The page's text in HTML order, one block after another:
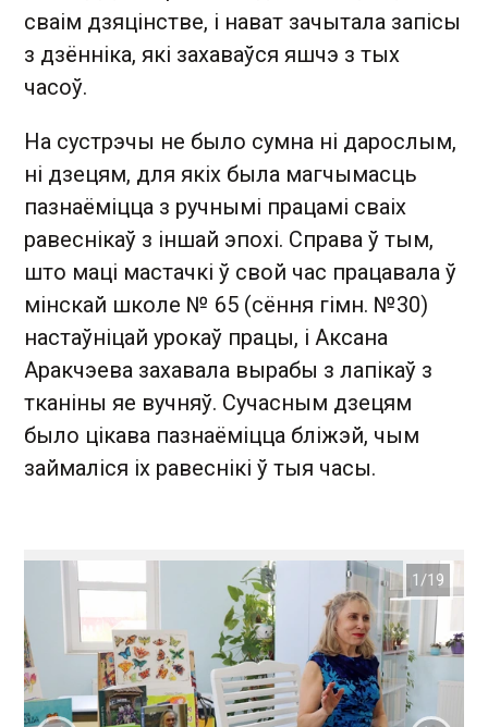
сваім дзяцінстве, і нават зачытала запісы
з дзённіка, які захаваўся яшчэ з тых
часоў.
На сустрэчы не было сумна ні дарослым,
ні дзецям, для якіх была магчымасць
пазнаёміцца з ручнымі працамі сваіх
равеснікаў з іншай эпохі. Справа ў тым,
што маці мастачкі ў свой час працавала ў
мінскай школе № 65 (сёння гімн. №30)
настаўніцай урокаў працы, і Аксана
Аракчэева захавала вырабы з лапікаў з
тканіны яе вучняў. Сучасным дзецям
было цікава пазнаёміцца бліжэй, чым
займаліся іх равеснікі ў тыя часы.